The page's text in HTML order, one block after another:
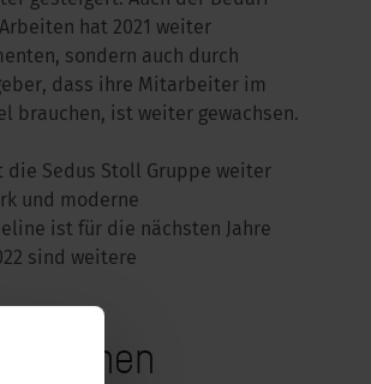
hat 2021 weiter
sondern auch durch
dass ihre Mitarbeiter im
brauchen, ist weiter gewachsen.
die Sedus Stoll Gruppe weiter
und moderne
ist für die nächsten Jahre
sind weitere